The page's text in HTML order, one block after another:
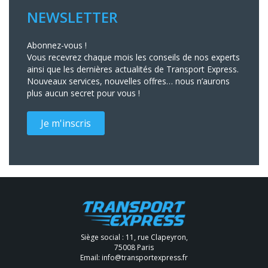
NEWSLETTER
Abonnez-vous !
Vous recevrez chaque mois les conseils de nos experts
ainsi que les dernières actualités de Transport Express.
Nouveaux services, nouvelles offres… nous n’aurons
plus aucun secret pour vous !
Je m'inscris
Siège social : 11, rue Clapeyron,
75008 Paris
Email: info@transportexpress.fr